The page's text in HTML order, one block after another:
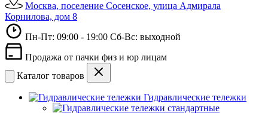
Москва, поселение Сосенское, улица Адмирала
Корнилова, дом 8
Пн-Пт: 09:00 - 19:00 Сб-Вс: выходной
Продажа от пачки физ и юр лицам
Каталог товаров
Гидравлические тележки